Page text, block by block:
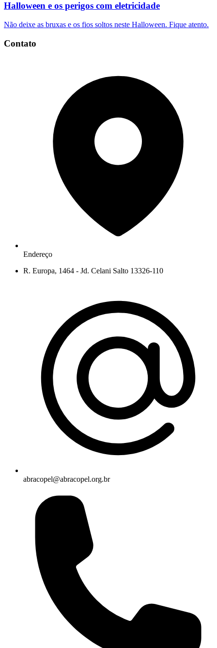
Halloween e os perigos com eletricidade
Não deixe as bruxas e os fios soltos neste Halloween. Fique atento.
Contato
Endereço
R. Europa, 1464 - Jd. Celani Salto 13326-110
abracopel@abracopel.org.br